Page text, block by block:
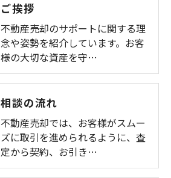
ご挨拶
不動産売却のサポートに関する理
念や姿勢を紹介しています。お客
様の大切な資産を守…
相談の流れ
不動産売却では、お客様がスムー
ズに取引を進められるように、査
定から契約、お引き…